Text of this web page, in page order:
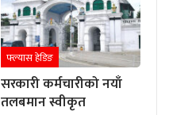
फ्ल्यास हेडिङ
सरकारी कर्मचारीको नयाँ
तलबमान स्वीकृत